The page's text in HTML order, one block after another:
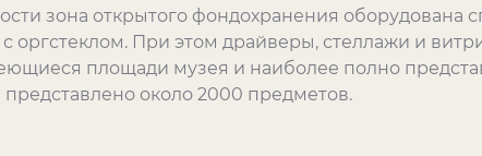
зона открытого фондохранения оборудована
оргстеклом. При этом драйверы, стеллажи и
площади музея и наиболее полно
около 2000 предметов.